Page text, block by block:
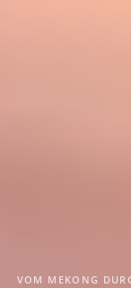
VOM MEKONG